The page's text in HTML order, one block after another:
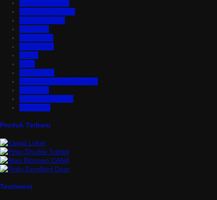
Produk Terbaru
Testimoni